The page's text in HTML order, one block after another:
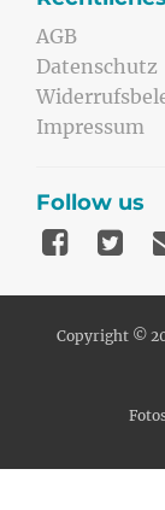
AGB
Datenschutz
Impressum
Follow us
Copyright ©